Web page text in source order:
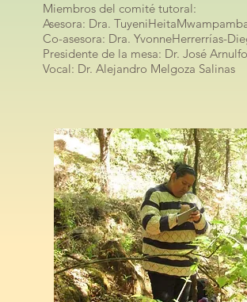
Miembros del comité tutoral:
Asesora: Dra.
Co-asesora: Dra. YvonneHerrerrías-
Presidente de la mesa: Dr. José
Vocal: Dr. Alejandro Melgoza Salinas